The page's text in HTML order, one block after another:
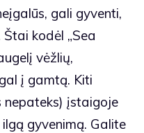
gali gyventi,
kodėl „Sea
vėžlių,
į gamtą. Kiti
nepateks) įstaigoje
gyvenimą. Galite